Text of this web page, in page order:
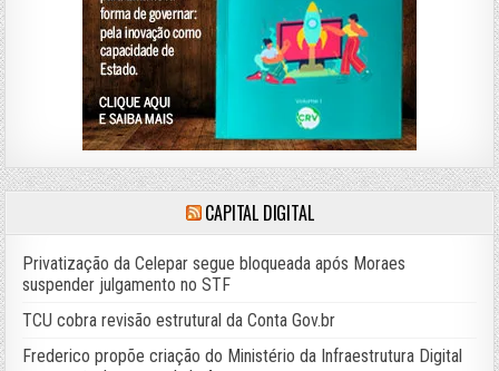
CAPITAL DIGITAL
Privatização da Celepar segue bloqueada após Moraes
suspender julgamento no STF
TCU cobra revisão estrutural da Conta Gov.br
Frederico propõe criação do Ministério da Infraestrutura Digital